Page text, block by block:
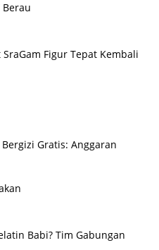
Berau
Figur Tepat Kembali
Gratis: Anggaran
Babi? Tim Gabungan